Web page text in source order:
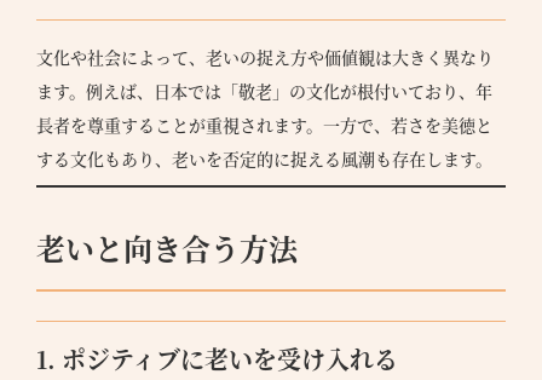
文化や社会によって、老いの捉え方や価値観は大きく異なり
ます。例えば、日本では「敬老」の文化が根付いており、年
長者を尊重することが重視されます。一方で、若さを美徳と
する文化もあり、老いを否定的に捉える風潮も存在します。
老いと向き合う方法
1. ポジティブに老いを受け入れる